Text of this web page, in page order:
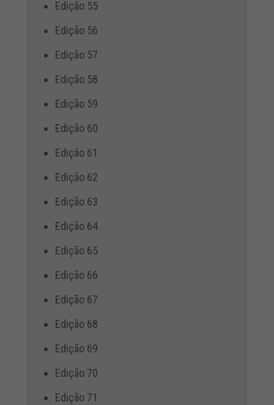
Edição 55
Edição 56
Edição 57
Edição 58
Edição 59
Edição 60
Edição 61
Edição 62
Edição 63
Edição 64
Edição 65
Edição 66
Edição 67
Edição 68
Edição 69
Edição 70
Edição 71